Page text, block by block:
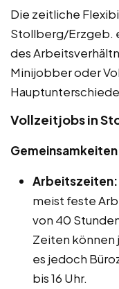
Die zeitliche
Stollberg/Erzgeb.
des
Minijobber oder
Vollzeitjobs in
Arbeitszeiten:
meist feste
von 40
Zeiten können
es jedoch
bis 16 Uhr.